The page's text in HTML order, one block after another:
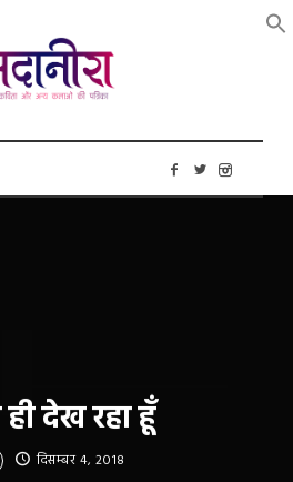
देख रहा हूँ
दिसम्बर 4, 2018